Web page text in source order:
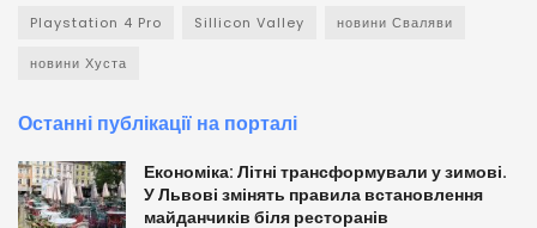
Playstation 4 Pro Sillicon Valley новини Сваляви
новини Хуста
Останні публікації на порталі
Економіка: Літні трансформували у зимові.
У Львові змінять правила встановлення
майданчиків біля ресторанів